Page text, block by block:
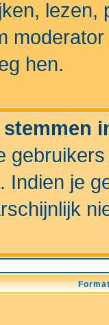
lezen,
hen.
Indien je